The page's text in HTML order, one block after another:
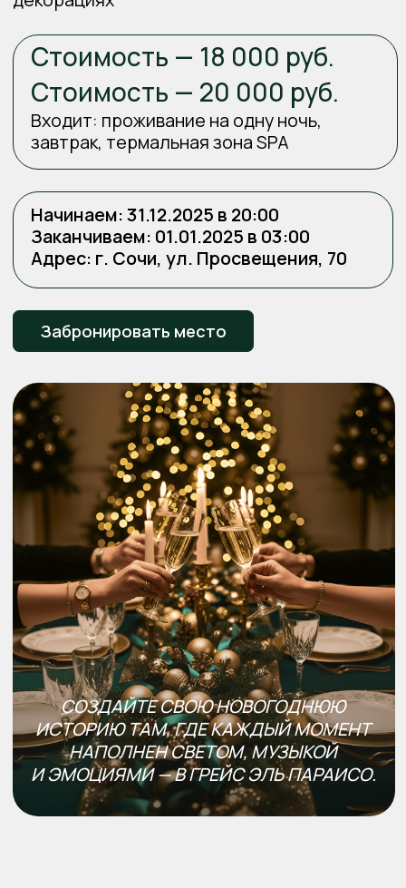
СОЗДАЙТЕ СВОЮ НОВОГОДНЮЮ
НАПОЛНЕН СВЕТОМ, МУЗЫКОЙ
И ЭМОЦИЯМИ — В ГРЕЙС ЭЛЬ ПАРАИСО.
Эль Параисо —
идеальное место для
новогоднего торжества
Все фото